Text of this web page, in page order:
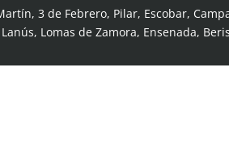
3 de Febrero, Pilar, Escobar,
Lomas de Zamora, Ensenada,